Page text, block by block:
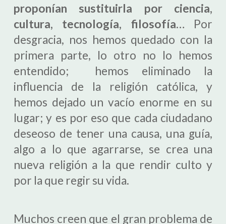
proponían sustituirla por ciencia,
cultura, tecnología, filosofía… Por
desgracia, nos hemos quedado con la
primera parte, lo otro no lo hemos
entendido; hemos eliminado la
influencia de la religión católica, y
hemos dejado un vacío enorme en su
lugar; y es por eso que cada ciudadano
deseoso de tener una causa, una guía,
algo a lo que agarrarse, se crea una
nueva religión a la que rendir culto y
por la que regir su vida.
Muchos creen que el gran problema de